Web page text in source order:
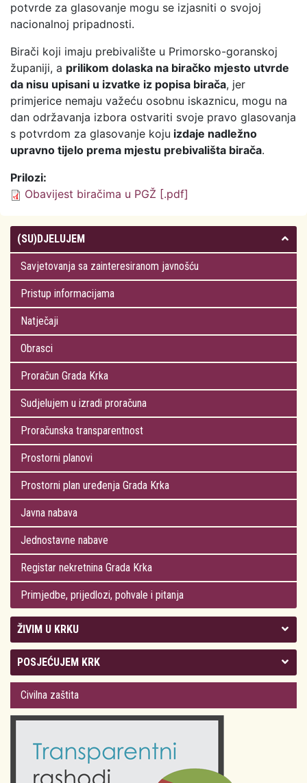
potvrde za glasovanje mogu se izjasniti o svojoj
nacionalnoj pripadnosti.
Birači koji imaju prebivalište u Primorsko-goranskoj
županiji, a prilikom dolaska na biračko mjesto utvrde
da nisu upisani u izvatke iz popisa birača, jer
primjerice nemaju važeću osobnu iskaznicu, mogu na
dan održavanja izbora ostvariti svoje pravo glasovanja
s potvrdom za glasovanje koju izdaje nadležno
upravno tijelo prema mjestu prebivališta birača.
Prilozi:
Obavijest biračima u PGŽ [.pdf]
(SU)DJELUJEM
Savjetovanja sa zainteresiranom javnošću
Pristup informacijama
Natječaji
Obrasci
Proračun Grada Krka
Sudjelujem u izradi proračuna
Proračunska transparentnost
Prostorni planovi
Prostorni plan uređenja Grada Krka
Javna nabava
Jednostavne nabave
Registar nekretnina Grada Krka
Primjedbe, prijedlozi, pohvale i pitanja
ŽIVIM U KRKU
Kolegij gradonačelnika
Gradsko vijeće
Odluke Grada Krka (Službene novine PGŽ)
POSJEĆUJEM KRK
Plan Grada Krka
Krk 360° VR panorama
Krk uživo
Fotogalerije
Civilna zaštita